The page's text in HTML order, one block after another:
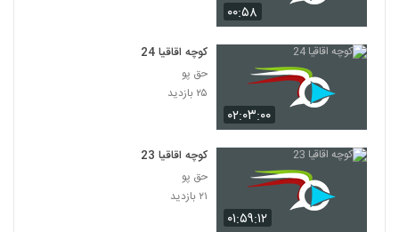
۰۰:۵۸
۰۲:۰۳:۰۰
کوچه اقاقیا 24
حق پو
۲۵ بازدید
۰۱:۵۹:۱۲
کوچه اقاقیا 23
حق پو
۲۱ بازدید